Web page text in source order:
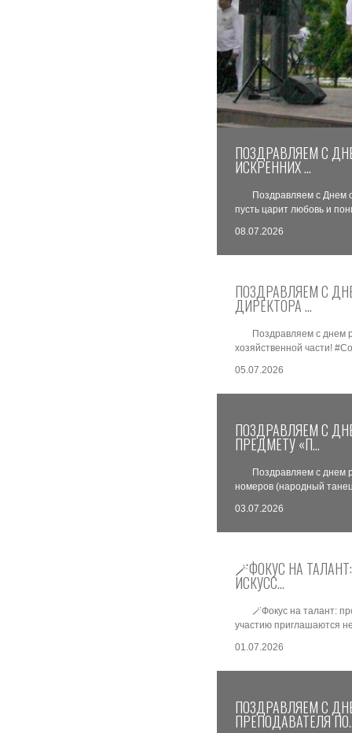
ПОЗДРАВЛЯЕМ С
ИСКРЕННИХ …
Поздравляем с Днем
пусть царит любовь и
08.07.2026
ПОЗДРАВЛЯЕМ С
ДИРЕКТОРА …
Поздравляем с днем
хозяйственной части!
05.07.2026
ПОЗДРАВЛЯЕМ С
ПРЕДМЕТУ «П…
Поздравляем с днем
номеров (народный
03.07.2026
🪄ФОКУС НА
ИСКУСС…
🪄Фокус на талант:
участию приглашаются
01.07.2026
ПОЗДРАВЛЯЕМ С
ПРЕПОДАВАТЕЛЯ